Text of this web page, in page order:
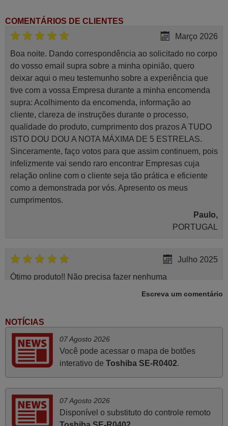
COMENTÁRIOS DE CLIENTES
Março 2026
Boa noite. Dando correspondência ao solicitado no corpo
do vosso email supra sobre a minha opinião, quero
deixar aqui o meu testemunho sobre a experiência que
tive com a vossa Empresa durante a minha encomenda
supra: Acolhimento da encomenda, informação ao
cliente, clareza de instruções durante o processo,
qualidade do produto, cumprimento dos prazos A TUDO
ISTO DOU DOU A NOTA MÁXIMA DE 5 ESTRELAS.
Sinceramente, faço votos para que assim continuem, pois
infelizmente vai sendo raro encontrar Empresas cuja
relação online com o cliente seja tão prática e eficiente
como a demonstrada por vós. Apresento os meus
cumprimentos.
Paulo,
PORTUGAL
Julho 2025
Ótimo produto!! Não precisa fazer nenhuma
Junho 2025
Já recebi o comando bem embalado mas não é de
origem mas trabalha bem, obrigada!..
Escreva um comentário
NOTÍCIAS
07 Agosto 2026
Você pode acessar o mapa de botões
interativo de Toshiba SE-R0402.
07 Agosto 2026
Disponível o substituto do controle remoto